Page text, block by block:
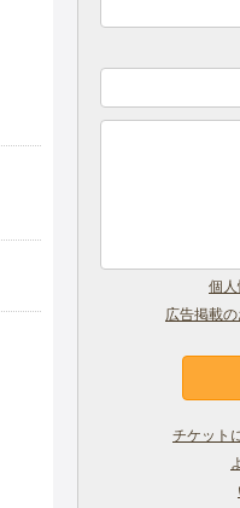
個
広告掲載
チケット